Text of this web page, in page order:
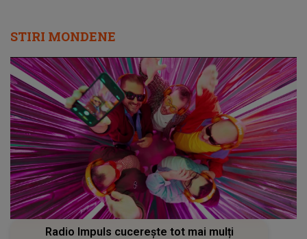
STIRI MONDENE
Radio Impuls cucerește tot mai mulți